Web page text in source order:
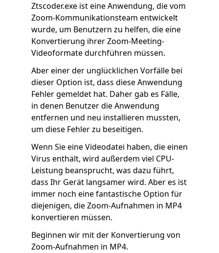
Ztscoder.exe ist eine Anwendung, die vom
Zoom-Kommunikationsteam entwickelt
wurde, um Benutzern zu helfen, die eine
Konvertierung ihrer Zoom-Meeting-
Videoformate durchführen müssen.
Aber einer der unglücklichen Vorfälle bei
dieser Option ist, dass diese Anwendung
Fehler gemeldet hat. Daher gab es Fälle,
in denen Benutzer die Anwendung
entfernen und neu installieren mussten,
um diese Fehler zu beseitigen.
Wenn Sie eine Videodatei haben, die einen
Virus enthält, wird außerdem viel CPU-
Leistung beansprucht, was dazu führt,
dass Ihr Gerät langsamer wird. Aber es ist
immer noch eine fantastische Option für
diejenigen, die Zoom-Aufnahmen in MP4
konvertieren müssen.
Beginnen wir mit der Konvertierung von
Zoom-Aufnahmen in MP4.